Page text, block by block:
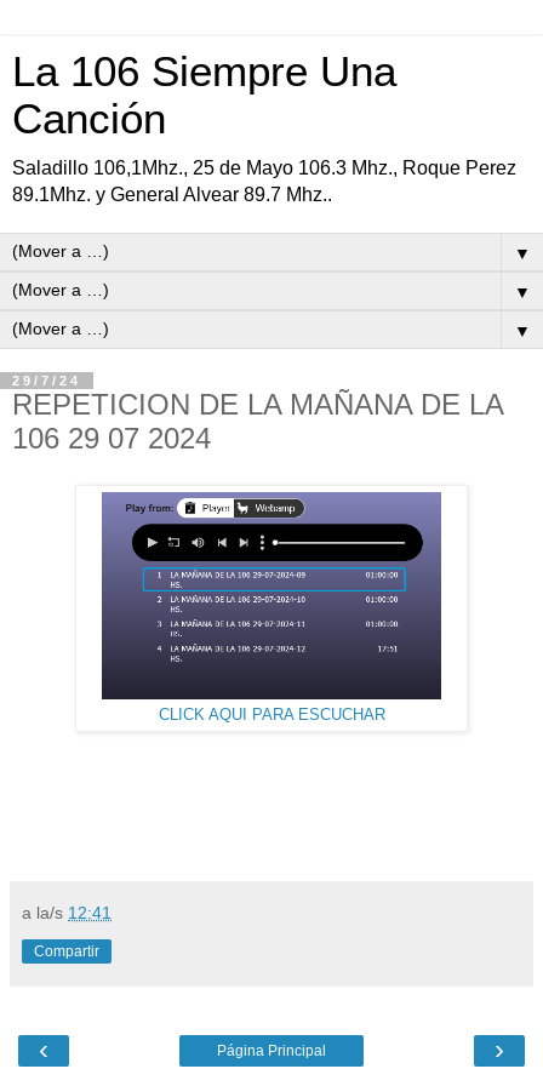
La 106 Siempre Una
Canción
Saladillo 106,1Mhz., 25 de Mayo 106.3 Mhz., Roque Perez
89.1Mhz. y General Alvear 89.7 Mhz..
▼
▼
▼
29/7/24
REPETICION DE LA MAÑANA DE LA
106 29 07 2024
CLICK AQUI PARA ESCUCHAR
a la/s 12:41
Compartir
‹ ›
Página Principal